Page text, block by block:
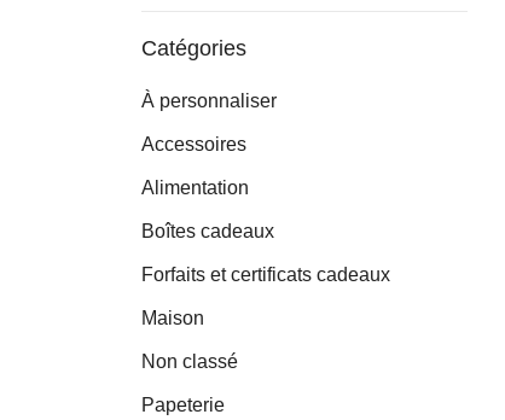
Catégories
À personnaliser
Accessoires
Alimentation
Boîtes cadeaux
Forfaits et certificats cadeaux
Maison
Non classé
Papeterie